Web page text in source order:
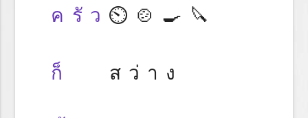
ครัว ⏲️🍲🍳🔪
ก็ สว่าง